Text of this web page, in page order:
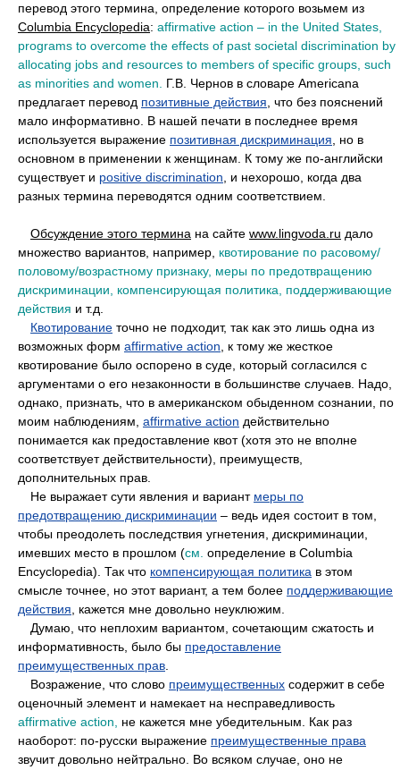
перевод этого термина, определение которого возьмем из
Columbia Encyclopedia: affirmative action – in the United States,
programs to overcome the effects of past societal discrimination by
allocating jobs and resources to members of specific groups, such
as minorities and women.
Г.В. Чернов в словаре Americana
предлагает перевод позитивные действия , что без пояснений
мало информативно. В нашей печати в последнее время
используется выражение позитивная дискриминация , но в
основном в применении к женщинам. К тому же по-английски
существует и positive discrimination , и нехорошо, когда два
разных термина переводятся одним соответствием.
Обсуждение этого термина на сайте www.lingvoda.ru дало
множество вариантов, например, квотирование по расовому/
половому/возрастному признаку, меры по предотвращению
дискриминации, компенсирующая политика, поддерживающие
действия и т.д.
Квотирование точно не подходит, так как это лишь одна из
возможных форм affirmative action , к тому же жесткое
квотирование было оспорено в суде, который согласился с
аргументами о его незаконности в большинстве случаев. Надо,
однако, признать, что в американском обыденном сознании, по
моим наблюдениям, affirmative action действительно
понимается как предоставление квот (хотя это не вполне
соответствует действительности), преимуществ,
дополнительных прав.
Не выражает сути явления и вариант меры по
предотвращению дискриминации – ведь идея состоит в том,
чтобы преодолеть последствия угнетения, дискриминации,
имевших место в прошлом (см. определение в Columbia
Encyclopedia). Так что компенсирующая политика в этом
смысле точнее, но этот вариант, а тем более поддерживающие
действия , кажется мне довольно неуклюжим.
Думаю, что неплохим вариантом, сочетающим сжатость и
информативность, было бы предоставление
преимущественных прав
Возражение, что слово преимущественных содержит в себе
оценочный элемент и намекает на несправедливость
affirmative action,
не кажется мне убедительным. Как раз
наоборот: по-русски выражение преимущественные права
звучит довольно нейтрально. Во всяком случае, оно не